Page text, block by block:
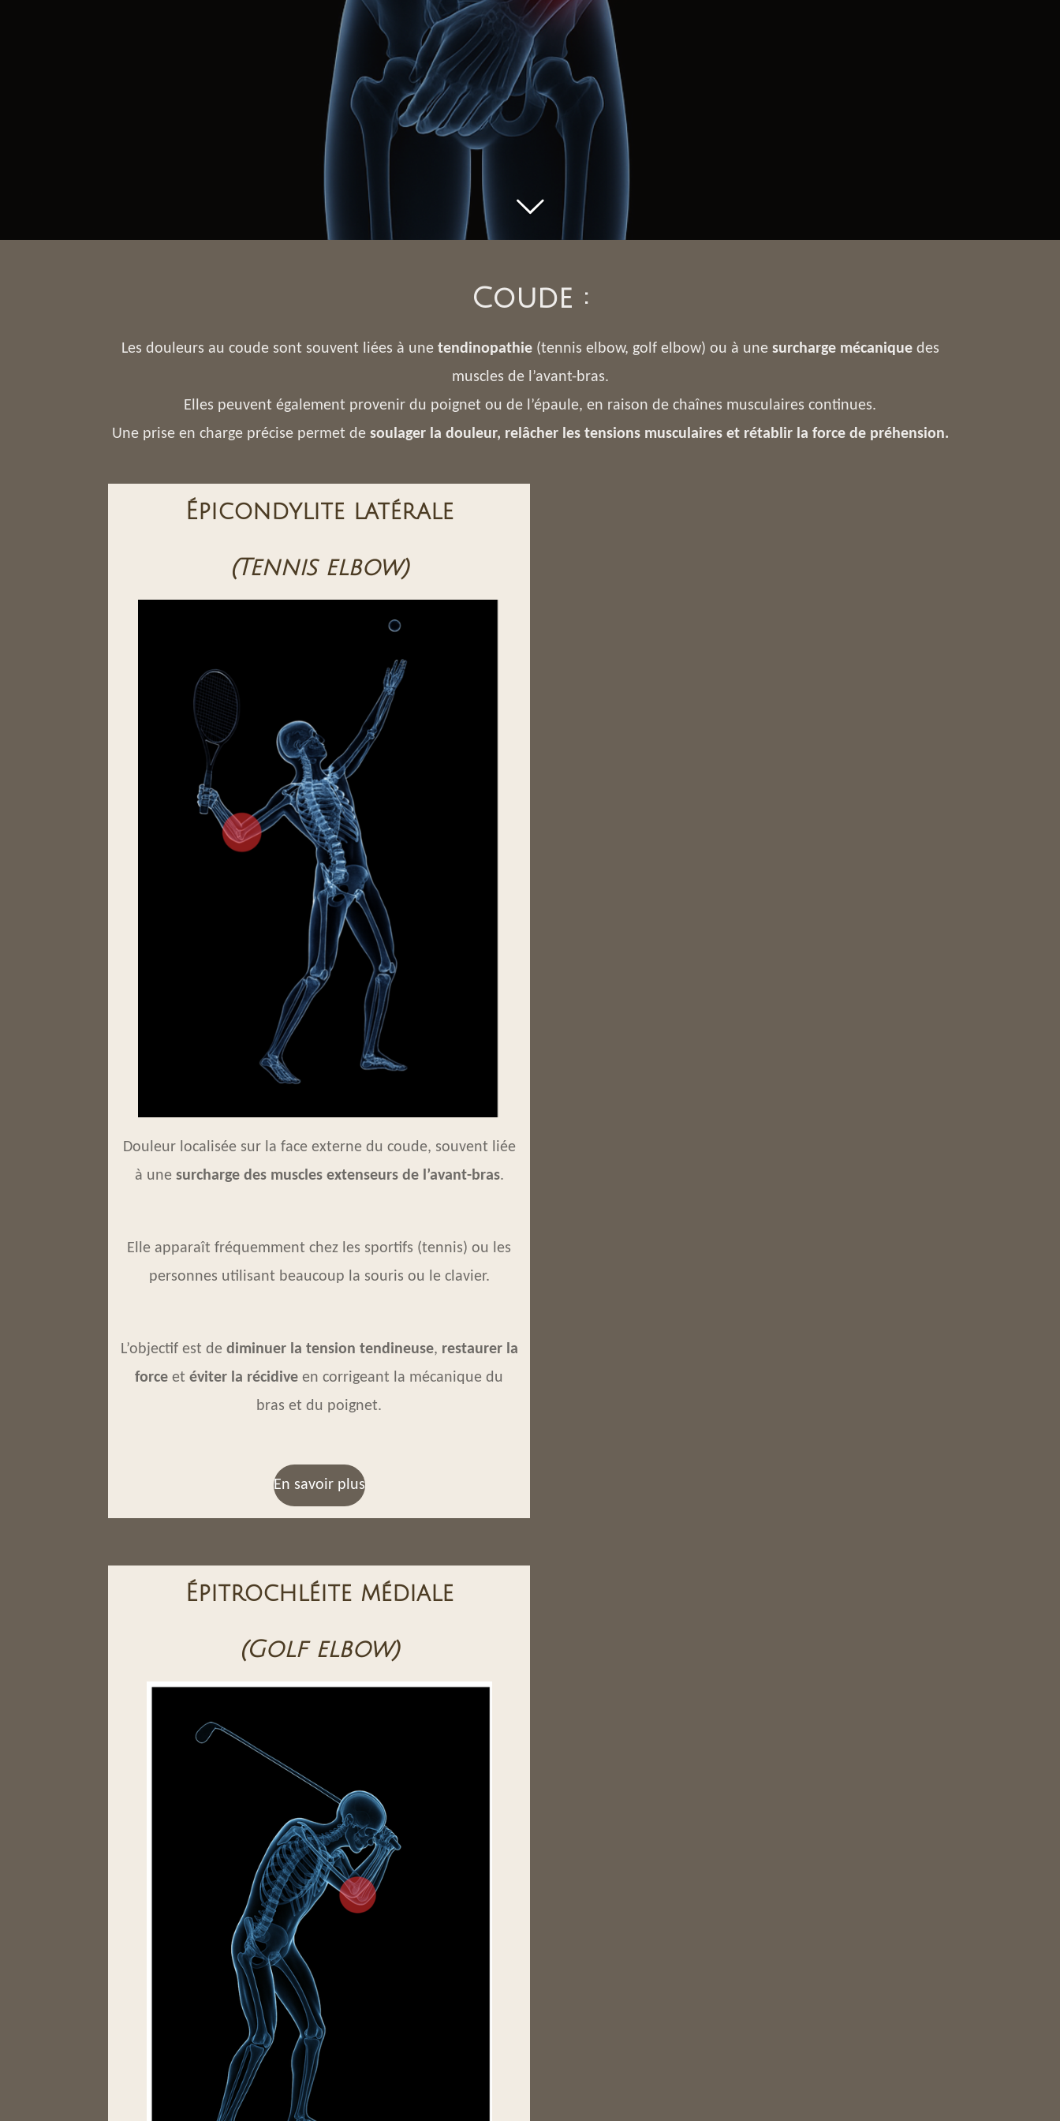
Coude :
Les douleurs au coude sont souvent liées à une tendinopathie(tennis elbow, golf elbow) ou à une surcharge mécaniquedes
muscles de l’avant-bras.
Elles peuvent également provenir du poignet ou de l’épaule, en raison de chaînes musculaires continues.
Une prise en charge précise permet de soulager la douleur, relâcher les tensions musculaires et rétablir la force de préhension.
Épicondylite latérale
(Tennis elbow)
Douleur localisée sur la face externe du coude, souvent liée
à une surcharge des muscles extenseurs de l’avant-bras.
Elle apparaît fréquemment chez les sportifs (tennis) ou les
personnes utilisant beaucoup la souris ou le clavier.
L’objectif est de diminuer la tension tendineuse, restaurer la
force et éviter la récidive en corrigeant la mécanique du
bras et du poignet.
En savoir plus
Épitrochléite médiale
(Golf elbow)